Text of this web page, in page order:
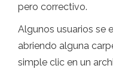
pero correctivo.
Algunos usuarios se
abriendo alguna
simple clic en un